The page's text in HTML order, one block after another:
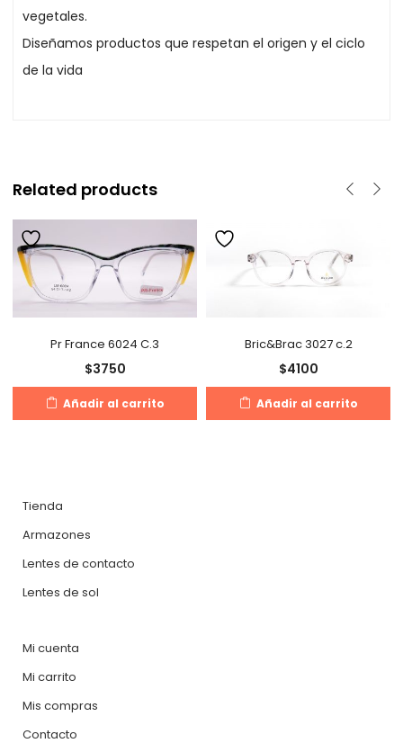
vegetales.
Diseñamos productos que respetan el origen y el ciclo
de la vida
Related products
Pr France 6024 C.3
$3750
Añadir al carrito
Bric&Brac 3027 c.2
$4100
Añadir al carrito
Tienda
Armazones
Lentes de contacto
Lentes de sol
Mi cuenta
Mi carrito
Mis compras
Contacto